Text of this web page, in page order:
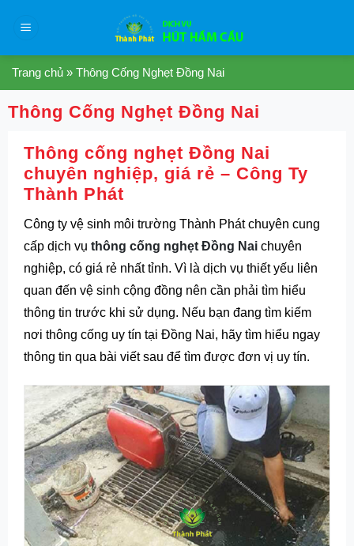
Trang chủ » Thông Cống Nghẹt Đồng Nai
Thông Cống Nghẹt Đồng Nai
Thông cống nghẹt Đồng Nai
chuyên nghiệp, giá rẻ – Công Ty
Thành Phát
Công ty vệ sinh môi trường Thành Phát chuyên cung
cấp dịch vụ thông cống nghẹt Đồng Nai chuyên
nghiệp, có giá rẻ nhất tỉnh. Vì là dịch vụ thiết yếu liên
quan đến vệ sinh cộng đồng nên cần phải tìm hiểu
thông tin trước khi sử dụng. Nếu bạn đang tìm kiếm
nơi thông cống uy tín tại Đồng Nai, hãy tìm hiểu ngay
thông tin qua bài viết sau để tìm được đơn vị uy tín.